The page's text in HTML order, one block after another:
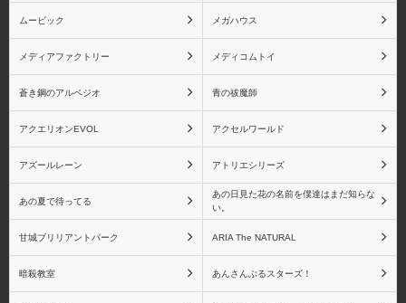
ムービック メガハウス
メディアファクトリー メディコムトイ
蒼き鋼のアルペジオ 青の祓魔師
アクエリオンEVOL アクセルワールド
アズールレーン アトリエシリーズ
あの夏で待ってる
あの日見た花の名前を僕達はまだ知らな
い。
甘城ブリリアントパーク ARIA The NATURAL
暗殺教室 あんさんぶるスターズ！